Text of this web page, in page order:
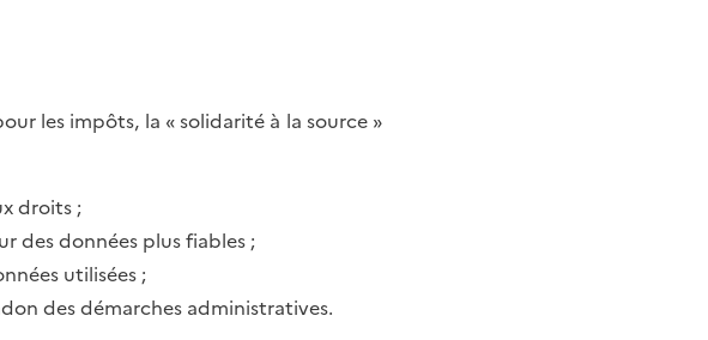
les impôts, la «solidarité à la source »
droits ;
des données plus fiables ;
utilisées ;
des démarches administratives.